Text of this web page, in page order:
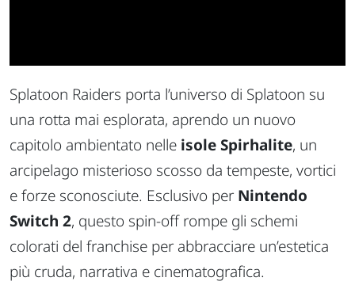
Splatoon Raiders porta l’universo di Splatoon su
una rotta mai esplorata, aprendo un nuovo
capitolo ambientato nelle isole Spirhalite, un
arcipelago misterioso scosso da tempeste, vortici
e forze sconosciute. Esclusivo per Nintendo
Switch 2, questo spin-off rompe gli schemi
colorati del franchise per abbracciare un’estetica
più cruda, narrativa e cinematografica.